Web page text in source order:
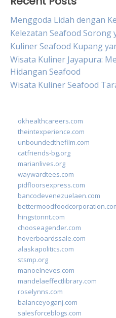
Menggoda Lidah dengan
Kelezatan Seafood Sorong
Kuliner Seafood Kupang
Wisata Kuliner Jayapura:
Hidangan Seafood
Wisata Kuliner Seafood
okhealthcareers.com
theintexperience.com
unboundedthefilm.com
catfriends-bg.org
marianlives.org
waywardtees.com
pidfloorsexpress.com
bancodevenezuelaen.com
hingstonnt.com
chooseagender.com
hoverboardssale.com
alaskapolitics.com
stsmp.org
manoelneves.com
mandelaeffectlibrary.com
roselynns.com
balanceyoganj.com
salesforceblogs.com